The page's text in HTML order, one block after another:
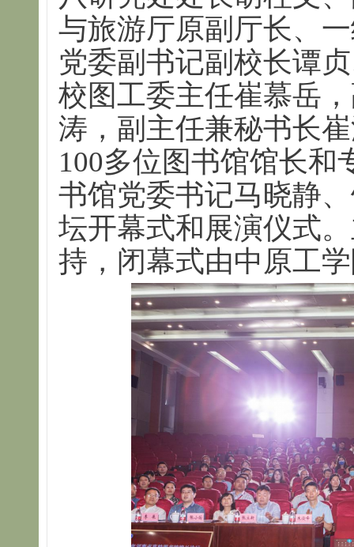
与旅游厅原副厅长、
党委副书记副校长谭
校图工委主任崔慕岳
涛，副主任兼秘书长
100多位图书馆馆长和
书馆党委书记马晓静
坛开幕式和展演仪式
持，闭幕式由中原工